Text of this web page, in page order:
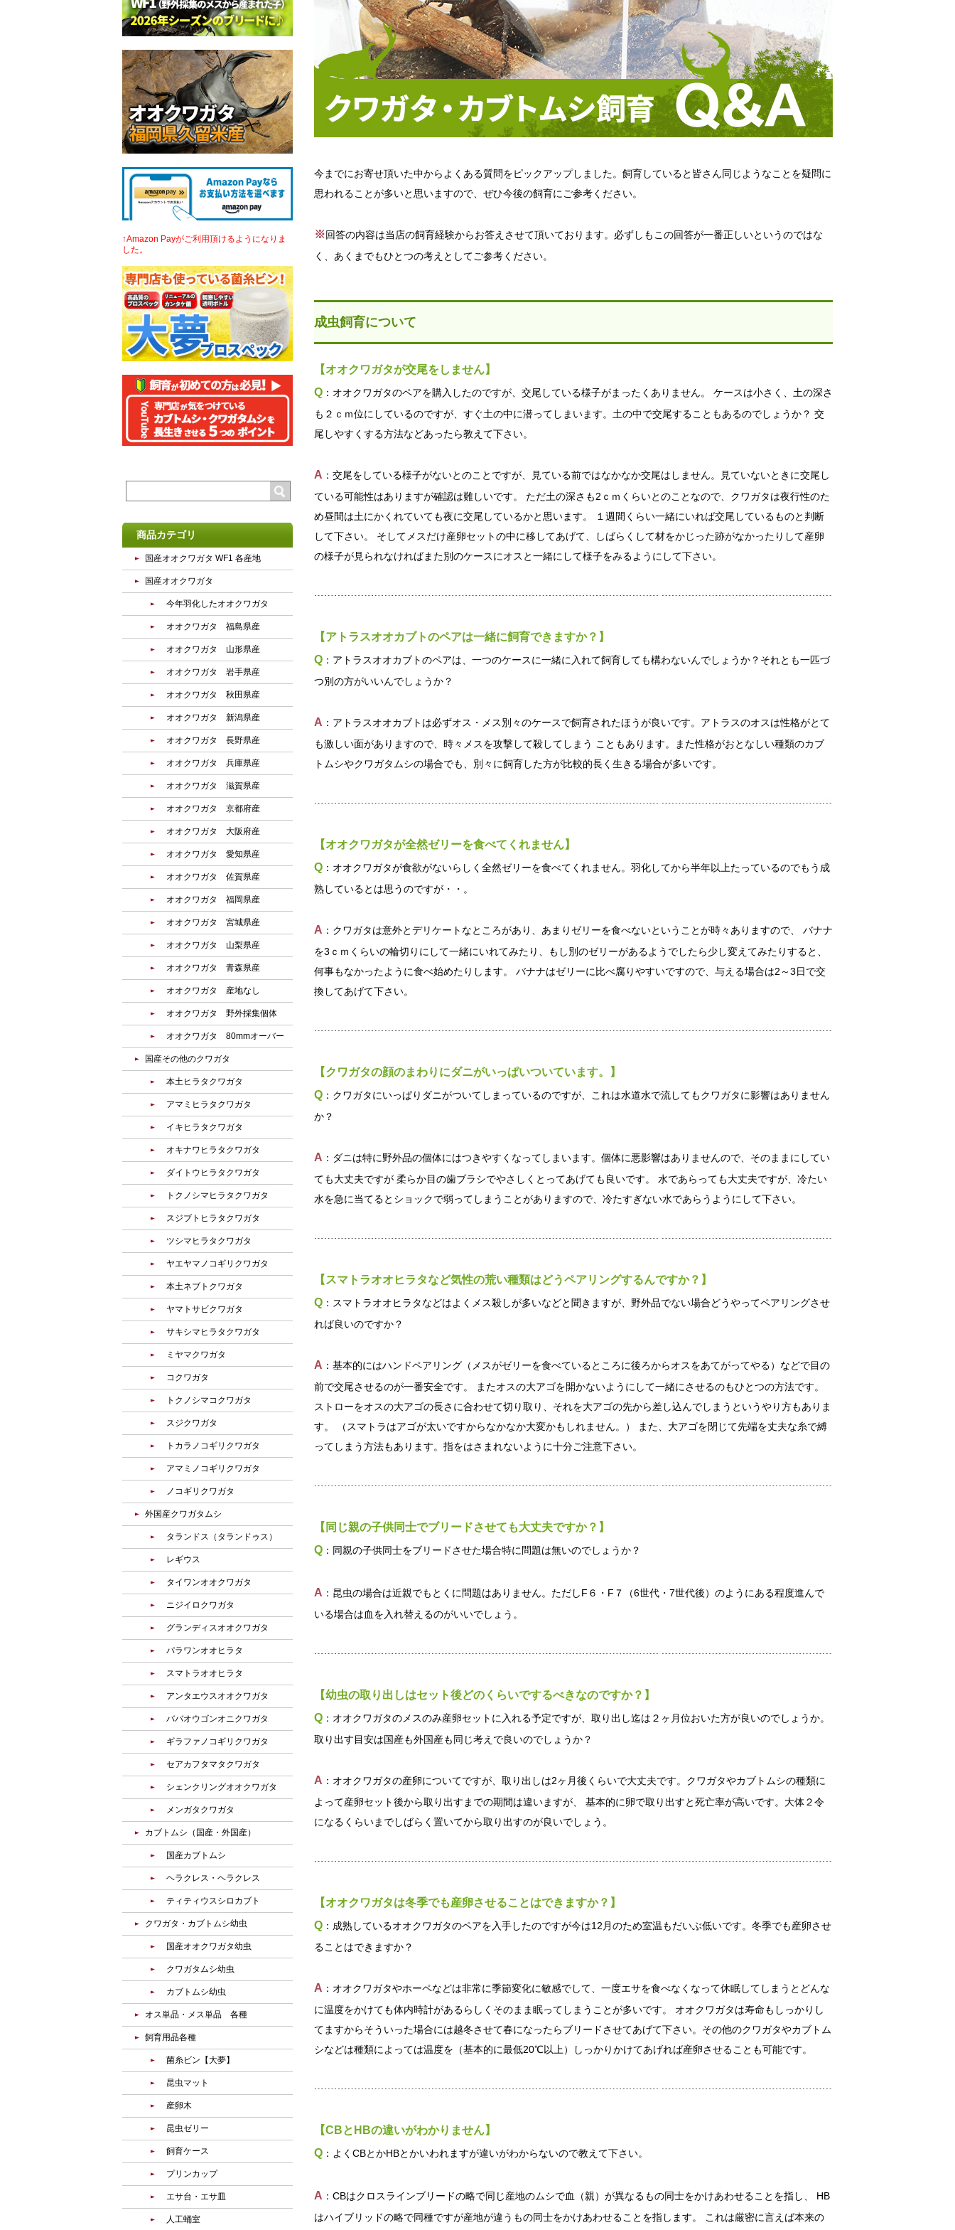
今までにお寄せ頂いた中からよくある質問をピックアップしました。飼育していると皆さん同じようなことを疑問に
思われることが多いと思いますので、ぜひ今後の飼育にご参考ください。
※回答の内容は当店の飼育経験からお答えさせて頂いております。必ずしもこの回答が一番正しいというのではな
く、あくまでもひとつの考えとしてご参考ください。
成虫飼育について
【オオクワガタが交尾をしません】
Q ：オオクワガタのペアを購入したのですが、交尾している様子がまったくありません。 ケースは小さく、土の深さ
も２ｃｍ位にしているのですが、すぐ土の中に潜ってしまいます。土の中で交尾することもあるのでしょうか？ 交
尾しやすくする方法などあったら教えて下さい。
A ：交尾をしている様子がないとのことですが、見ている前ではなかなか交尾はしません。見ていないときに交尾し
ている可能性はありますが確認は難しいです。 ただ土の深さも2ｃｍくらいとのことなので、クワガタは夜行性のた
め昼間は土にかくれていても夜に交尾しているかと思います。 １週間くらい一緒にいれば交尾しているものと判断
して下さい。 そしてメスだけ産卵セットの中に移してあげて、しばらくして材をかじった跡がなかったりして産卵
の様子が見られなければまた別のケースにオスと一緒にして様子をみるようにして下さい。
【アトラスオオカブトのペアは一緒に飼育できますか？】
Q ：アトラスオオカブトのペアは、一つのケースに一緒に入れて飼育しても構わないんでしょうか？それとも一匹づ
つ別の方がいいんでしょうか？
A ：アトラスオオカブトは必ずオス・メス別々のケースで飼育されたほうが良いです。アトラスのオスは性格がとて
も激しい面がありますので、時々メスを攻撃して殺してしまう こともあります。また性格がおとなしい種類のカブ
トムシやクワガタムシの場合でも、別々に飼育した方が比較的長く生きる場合が多いです。
【オオクワガタが全然ゼリーを食べてくれません】
Q ：オオクワガタが食欲がないらしく全然ゼリーを食べてくれません。羽化してから半年以上たっているのでもう成
熟しているとは思うのですが・・。
A ：クワガタは意外とデリケートなところがあり、あまりゼリーを食べないということが時々ありますので、 バナナ
を3ｃｍくらいの輪切りにして一緒にいれてみたり、もし別のゼリーがあるようでしたら少し変えてみたりすると、
何事もなかったように食べ始めたりします。 バナナはゼリーに比べ腐りやすいですので、与える場合は2～3日で交
換してあげて下さい。
【クワガタの顔のまわりにダニがいっぱいついています。】
Q ：クワガタにいっぱりダニがついてしまっているのですが、これは水道水で流してもクワガタに影響はありません
か？
A ：ダニは特に野外品の個体にはつきやすくなってしまいます。個体に悪影響はありませんので、そのままにしてい
ても大丈夫ですが 柔らか目の歯ブラシでやさしくとってあげても良いです。 水であらっても大丈夫ですが、冷たい
水を急に当てるとショックで弱ってしまうことがありますので、冷たすぎない水であらうようにして下さい。
【スマトラオオヒラタなど気性の荒い種類はどうペアリングするんですか？】
Q ：スマトラオオヒラタなどはよくメス殺しが多いなどと聞きますが、野外品でない場合どうやってペアリングさせ
れば良いのですか？
A ：基本的にはハンドペアリング（メスがゼリーを食べているところに後ろからオスをあてがってやる）などで目の
前で交尾させるのが一番安全です。 またオスの大アゴを開かないようにして一緒にさせるのもひとつの方法です。
ストローをオスの大アゴの長さに合わせて切り取り、それを大アゴの先から差し込んでしまうというやり方もありま
す。 （スマトラはアゴが太いですからなかなか大変かもしれません。） また、大アゴを閉じて先端を丈夫な糸で縛
ってしまう方法もあります。指をはさまれないように十分ご注意下さい。
【同じ親の子供同士でブリードさせても大丈夫ですか？】
Q ：同親の子供同士をブリードさせた場合特に問題は無いのでしょうか？
A ：昆虫の場合は近親でもとくに問題はありません。ただしF６・F７（6世代・7世代後）のようにある程度進んで
いる場合は血を入れ替えるのがいいでしょう。
【幼虫の取り出しはセット後どのくらいでするべきなのですか？】
Q ：オオクワガタのメスのみ産卵セットに入れる予定ですが、取り出し迄は２ヶ月位おいた方が良いのでしょうか。
取り出す目安は国産も外国産も同じ考えで良いのでしょうか？
A ：オオクワガタの産卵についてですが、取り出しは2ヶ月後くらいで大丈夫です。クワガタやカブトムシの種類に
よって産卵セット後から取り出すまでの期間は違いますが、 基本的に卵で取り出すと死亡率が高いです。大体２令
になるくらいまでしばらく置いてから取り出すのが良いでしょう。
【オオクワガタは冬季でも産卵させることはできますか？】
Q ：成熟しているオオクワガタのペアを入手したのですが今は12月のため室温もだいぶ低いです。冬季でも産卵させ
ることはできますか？
A ：オオクワガタやホーペなどは非常に季節変化に敏感でして、一度エサを食べなくなって休眠してしまうとどんな
に温度をかけても体内時計があるらしくそのまま眠ってしまうことが多いです。 オオクワガタは寿命もしっかりし
てますからそういった場合には越冬させて春になったらブリードさせてあげて下さい。その他のクワガタやカブトム
シなどは種類によっては温度を（基本的に最低20℃以上）しっかりかけてあげれば産卵させることも可能です。
【CBとHBの違いがわかりません】
Q ：よくCBとかHBとかいわれますが違いがわからないので教えて下さい。
A ：CBはクロスラインブリードの略で同じ産地のムシで血（親）が異なるもの同士をかけあわせることを指し、 HB
はハイブリッドの略で同種ですが産地が違うもの同士をかけあわせることを指します。 これは厳密に言えば本来の
↑Amazon Payがご利用頂けるようになりま
した。
商品カテゴリ
国産オオクワガタ WF1 各産地
国産オオクワガタ
今年羽化したオオクワガタ
オオクワガタ 福島県産
オオクワガタ 山形県産
オオクワガタ 岩手県産
オオクワガタ 秋田県産
オオクワガタ 新潟県産
オオクワガタ 長野県産
オオクワガタ 兵庫県産
オオクワガタ 滋賀県産
オオクワガタ 京都府産
オオクワガタ 大阪府産
オオクワガタ 愛知県産
オオクワガタ 佐賀県産
オオクワガタ 福岡県産
オオクワガタ 宮城県産
オオクワガタ 山梨県産
オオクワガタ 青森県産
オオクワガタ 産地なし
オオクワガタ 野外採集個体
オオクワガタ 80mmオーバー
国産その他のクワガタ
本土ヒラタクワガタ
アマミヒラタクワガタ
イキヒラタクワガタ
オキナワヒラタクワガタ
ダイトウヒラタクワガタ
トクノシマヒラタクワガタ
スジブトヒラタクワガタ
ツシマヒラタクワガタ
ヤエヤマノコギリクワガタ
本土ネブトクワガタ
ヤマトサビクワガタ
サキシマヒラタクワガタ
ミヤマクワガタ
コクワガタ
トクノシマコクワガタ
スジクワガタ
トカラノコギリクワガタ
アマミノコギリクワガタ
ノコギリクワガタ
外国産クワガタムシ
タランドス（タランドゥス）
レギウス
タイワンオオクワガタ
ニジイロクワガタ
グランディスオオクワガタ
パラワンオオヒラタ
スマトラオオヒラタ
アンタエウスオオクワガタ
ババオウゴンオニクワガタ
ギラファノコギリクワガタ
セアカフタマタクワガタ
シェンクリングオオクワガタ
メンガタクワガタ
カブトムシ（国産・外国産）
国産カブトムシ
ヘラクレス・ヘラクレス
ティティウスシロカブト
クワガタ・カブトムシ幼虫
国産オオクワガタ幼虫
クワガタムシ幼虫
カブトムシ幼虫
オス単品・メス単品 各種
飼育用品各種
菌糸ビン【大夢】
昆虫マット
産卵木
昆虫ゼリー
飼育ケース
プリンカップ
エサ台・エサ皿
人工蛹室